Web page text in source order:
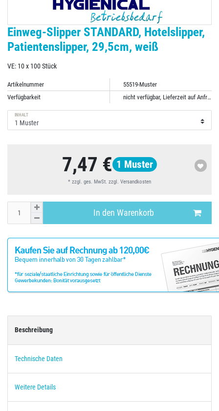
Einweg-Slipper STANDARD, Hotelslipper,
Patientenslipper, 29,5cm, weiß
VE: 10 x 100 Stück
Artikelnummer
55519-Muster
Verfügbarkeit
nicht verfügbar, Lieferzeit auf Anfrage
INHALT
7,47 € 1 Muster
* zzgl. ges. MwSt. zzgl. Versandkosten
In den Warenkorb
Beschreibung
Technische Daten
Weitere Details